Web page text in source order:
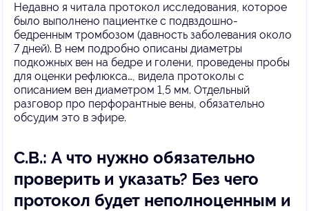
Недавно я читала протокол исследования, которое
было выполнено пациентке с подвздошно-
бедренным тромбозом (давность заболевания около
7 дней). В нем подробно описаны диаметры
подкожных вен на бедре и голени, проведены пробы
для оценки рефлюкса…, видела протоколы с
описанием вен диаметром 1,5 мм. Отдельный
разговор про перфорантные вены, обязательно
обсудим это в эфире.
С.В.: А что нужно обязательно
проверить и указать? Без чего
протокол будет неполноценным и